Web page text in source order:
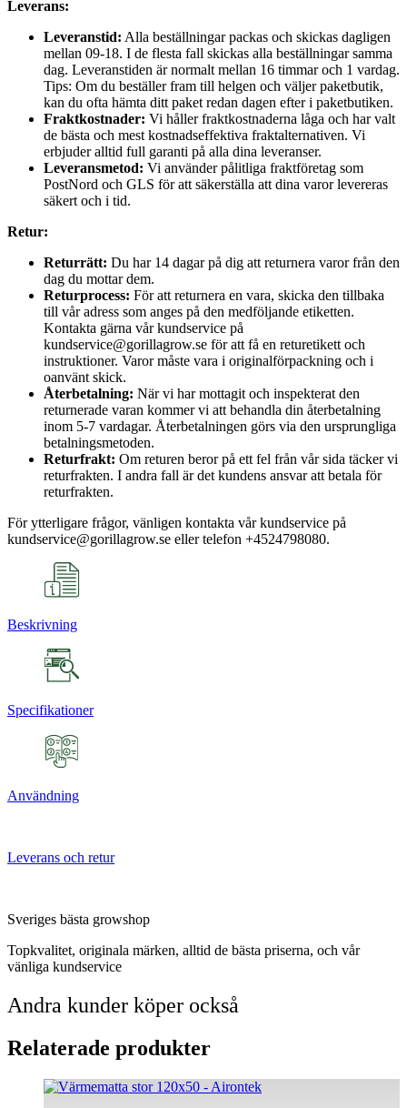
Leverans:
Leveranstid: Alla beställningar packas och skickas dagligen
mellan 09-18. I de flesta fall skickas alla beställningar samma
dag. Leveranstiden är normalt mellan 16 timmar och 1 vardag.
Tips: Om du beställer fram till helgen och väljer paketbutik,
kan du ofta hämta ditt paket redan dagen efter i paketbutiken.
Fraktkostnader: Vi håller fraktkostnaderna låga och har valt
de bästa och mest kostnadseffektiva fraktalternativen. Vi
erbjuder alltid full garanti på alla dina leveranser.
Leveransmetod: Vi använder pålitliga fraktföretag som
PostNord och GLS för att säkerställa att dina varor levereras
säkert och i tid.
Retur:
Returrätt: Du har 14 dagar på dig att returnera varor från den
dag du mottar dem.
Returprocess: För att returnera en vara, skicka den tillbaka
till vår adress som anges på den medföljande etiketten.
Kontakta gärna vår kundservice på
kundservice@gorillagrow.se för att få en returetikett och
instruktioner. Varor måste vara i originalförpackning och i
oanvänt skick.
Återbetalning: När vi har mottagit och inspekterat den
returnerade varan kommer vi att behandla din återbetalning
inom 5-7 vardagar. Återbetalningen görs via den ursprungliga
betalningsmetoden.
Returfrakt: Om returen beror på ett fel från vår sida täcker vi
returfrakten. I andra fall är det kundens ansvar att betala för
returfrakten.
För ytterligare frågor, vänligen kontakta vår kundservice på
kundservice@gorillagrow.se eller telefon +4524798080.
Beskrivning
Specifikationer
Användning
Leverans och retur
Sveriges bästa growshop
Topkvalitet, originala märken, alltid de bästa priserna, och vår
vänliga kundservice
Andra kunder köper också
Relaterade produkter